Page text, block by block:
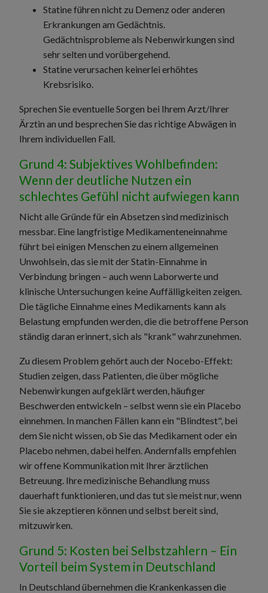
Statine führen nicht zu Demenz oder anderen
Erkrankungen am Gedächtnis.
Gedächtnisprobleme als Nebenwirkungen sind
sehr selten und vorübergehend.
Statine verursachen keinerlei erhöhtes
Krebsrisiko.
Sprechen Sie eventuelle Sorgen bei Ihrem Arzt/Ihrer
Ärztin an und besprechen Sie das richtige Abwägen in
Ihrem individuellen Fall.
Grund 4: Subjektives Wohlbefinden:
Wenn der deutliche Nutzen ein
schlechtes Gefühl nicht aufwiegen kann
Nicht alle Gründe für ein Absetzen sind medizinisch
messbar. Eine langfristige Medikamenteneinnahme
führt bei einigen Menschen zu einem allgemeinen
Unwohlsein, das sie mit der Statin-Einnahme in
Verbindung bringen – auch wenn Laborwerte und
klinische Untersuchungen keine Auffälligkeiten zeigen.
Die tägliche Einnahme eines Medikaments kann als
Belastung empfunden werden, die die betroffene Person
ständig daran erinnert, sich als "krank" wahrzunehmen.
Zu diesem Problem gehört auch der Nocebo-Effekt:
Studien zeigen, dass Patienten, die über mögliche
Nebenwirkungen aufgeklärt werden, häufiger
Beschwerden entwickeln – selbst wenn sie ein Placebo
einnehmen. In manchen Fällen kann ein "Blindtest", bei
dem Sie nicht wissen, ob Sie das Medikament oder ein
Placebo nehmen, dabei helfen. Andernfalls empfehlen
wir offene Kommunikation mit Ihrer ärztlichen
Betreuung. Ihre medizinische Behandlung muss
dauerhaft funktionieren, und das tut sie meist nur, wenn
Sie sie akzeptieren können und selbst bereit sind,
mitzuwirken.
Grund 5: Kosten bei Selbstzahlern – Ein
Vorteil beim System in Deutschland
In Deutschland übernehmen die Krankenkassen die